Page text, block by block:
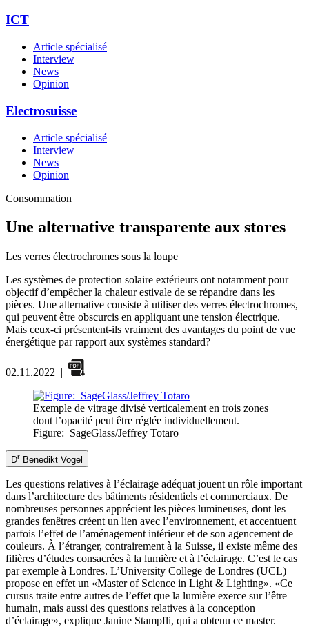
ICT
Article spécialisé
Interview
News
Opinion
Electrosuisse
Article spécialisé
Interview
News
Opinion
Consommation
Une alternative transparente aux stores
Les verres électrochromes sous la loupe
Les systèmes de protection solaire extérieurs ont notamment pour
objectif d’empêcher la chaleur estivale de se répandre dans les
pièces. Une alternative consiste à utiliser des verres électrochromes,
qui peuvent être obscurcis en appliquant une tension électrique.
Mais ceux-ci présentent-ils vraiment des avantages du point de vue
énergétique par rapport aux systèmes standard?
02.11.2022 |
Exemple de vitrage divisé verticalement en trois zones
dont l’opacité peut être réglée individuellement. |
Figure: SageGlass/Jeffrey Totaro
Dr Benedikt Vogel
Les questions relatives à l’éclairage adéquat jouent un rôle important
dans l’architecture des bâtiments résidentiels et commerciaux. De
nombreuses personnes apprécient les pièces lumineuses, dont les
grandes fenêtres créent un lien avec l’environnement, et accentuent
parfois l’effet de l’aménagement intérieur et de son agencement de
couleurs. À l’étranger, contrairement à la Suisse, il existe même des
filières d’études consacrées à la lumière et à l’éclairage. C’est le cas
par exemple à Londres. L’University College de Londres (UCL)
propose en effet un «Master of Science in Light & Lighting». «Ce
cursus traite entre autres de l’effet que la lumière exerce sur l’être
humain, mais aussi des questions relatives à la conception
d’éclairage», explique Janine Stampfli, qui a obtenu ce master.